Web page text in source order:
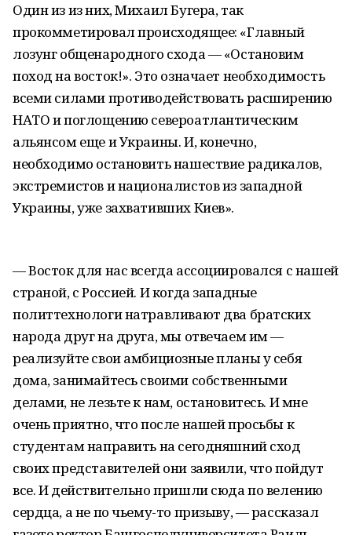
Один из из них, Михаил Бугера, так
прокомметировал происходящее: «Главный
лозунг общенародного схода — «Остановим
поход на восток!». Это означает необходимость
всеми силами противодействовать расширению
НАТО и поглощению североатлантическим
альянсом еще и Украины. И, конечно,
необходимо остановить нашествие радикалов,
экстремистов и националистов из западной
Украины, уже захвативших Киев».
— Восток для нас всегда ассоциировался с нашей
страной, с Россией. И когда западные
политтехнологи натравливают два братских
народа друг на друга, мы отвечаем им —
реализуйте свои амбициозные планы у себя
дома, занимайтесь своими собственными
делами, не лезьте к нам, остановитесь. И мне
очень приятно, что после нашей просьбы к
студентам направить на сегодняшний сход
своих представителей они заявили, что пойдут
все. И действительно пришли сюда по велению
сердца, а не по чьему-то призыву, — рассказал